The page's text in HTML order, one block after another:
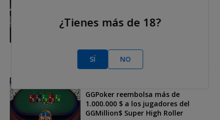
del Main Event de las Triton Poker
GGPoker reembolsa más de
1.000.000 $ a los jugadores del
GGMillion$ Super High Roller
¿Tienes más de 18?
SÍ NO